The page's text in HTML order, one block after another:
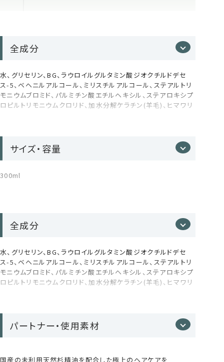
加水分解ケラチン*³が深部まで浸透・集
中補修
髪の主成分であるタンパク質「加水分解ケラチン」を配
ヒマワリ種子油・ダイズ油・シア脂を配合。髪の乾燥や
りへ導きます。
な質感をキープ
頭皮ストレスと心を癒すウッディ系フレッシュハーブの香り
まるで森の中で深呼吸しているような、心までほどけるアロマ体
験をお楽しみください。
全成分
水、グリセリン、BG、ラウロイルグルタミン酸ジオクチルドデセ
ス-5、ベヘニルアルコール、ミリスチルアルコール、ステアルトリ
モニウムブロミド、パルミチン酸エチルヘキシル、ステアロキシプ
ロピルトリモニウムクロリド、加水分解ケラチン(羊毛)、ヒマワリ
キス、ローマカミツレ花エキス、アルニカ花エキス、オドリコソウ
花/葉/茎エキス、ローズマリー葉エキス、ラベンダー油、ローズ
マリー葉油、アトラスシー、ー樹皮油、スギ枝/葉油、グリセリルグ
脂、ステアリン酸グリセリル、シクロヘキサン-1,4-ジカルボン酸
キ、ルグリセリン、カプリル酸グリセリル、フェノキシエタノール
サイズ・容量
300ml
全成分
水、グリセリン、BG、ラウロイルグルタミン酸ジオクチルドデセ
ス-5、ベヘニルアルコール、ミリスチルアルコール、ステアルトリ
モニウムブロミド、パルミチン酸エチルヘキシル、ステアロキシプ
ロピルトリモニウムクロリド、加水分解ケラチン(羊毛)、ヒマワリ
キス、ローマカミツレ花エキス、アルニカ花エキス、オドリコソウ
花/葉/茎エキス、ローズマリー葉エキス、ラベンダー油、ローズ
マリー葉油、アトラスシー、ー樹皮油、スギ枝/葉油、グリセリルグ
パートナー・使用素材
国産の未利用天然杉精油を配合した極上のヘアケアを